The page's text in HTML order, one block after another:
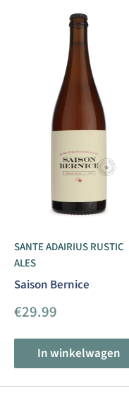
SANTE ADAIRIUS RUSTIC
ALES
Saison Bernice
Aanbiedingsprijs
€29.99
In winkelwagen